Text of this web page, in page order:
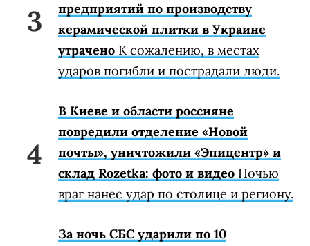
предприятий по производству
керамической плитки в Украине
утрачено К сожалению, в местах
ударов погибли и пострадали люди.
В Киеве и области россияне
повредили отделение «Новой
почты», уничтожили «Эпицентр» и
склад Rozetka: фото и видео Ночью
враг нанес удар по столице и региону.
За ночь СБС ударили по 10